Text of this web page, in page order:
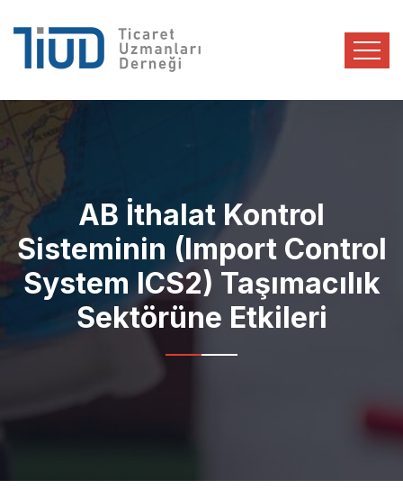
AB İthalat Kontrol
Sisteminin (Import Control
System ICS2) Taşımacılık
Sektörüne Etkileri